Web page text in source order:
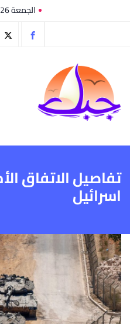
الجمعة 2026-08-07
تفاصيل الاتفاق
اسرائيل